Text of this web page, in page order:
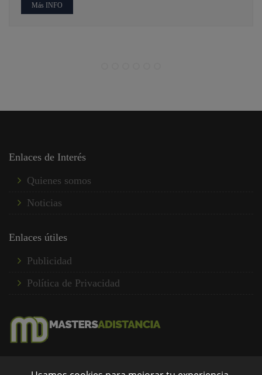
Más INFO
Enlaces de Interés
Quienes somos
Noticias
Enlaces útiles
Publicidad
Política de Privacidad